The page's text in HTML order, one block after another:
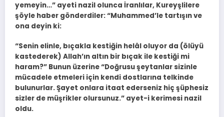
yemeyin…” ayeti nazil olunca İranlılar, Kureyşlilere
şöyle haber gönderdiler: “Muhammed’le tartışın ve
ona deyin ki:
“Senin elinle, bıçakla kestiğin helâl oluyor da (ölüyü
kastederek) Allah’ın altın bir bıçak ile kestiği mi
haram?” Bunun üzerine “Doğrusu şeytanlar sizinle
mücadele etmeleri için kendi dostlarına telkinde
bulunurlar. Şayet onlara itaat ederseniz hiç şüphesiz
sizler de müşrikler olursunuz.” ayet-i kerimesi nazil
oldu.